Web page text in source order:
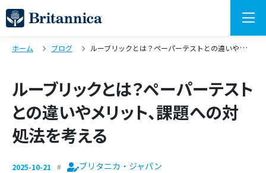
ホーム ブログ ルーブリックとは？ペーパーテストとの違いやメリット、課題への対処法を考える
ルーブリックとは？ペーパーテスト
との違いやメリット、課題への対
処法を考える
2025-10-21 ブリタニカ・ジャパン